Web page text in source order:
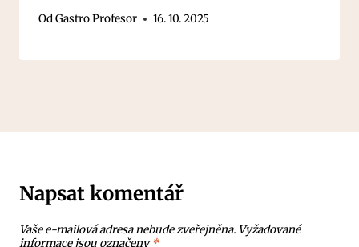
OdGastro Profesor 16. 10. 2025
Napsat komentář
Vaše e-mailová adresa nebude zveřejněna. Vyžadované
informace jsou označeny*